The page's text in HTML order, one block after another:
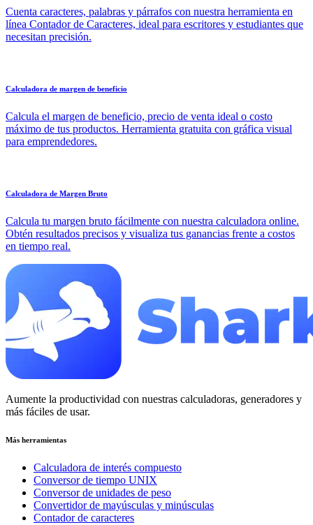
Cuenta caracteres, palabras y párrafos con nuestra herramienta en
línea Contador de Caracteres, ideal para escritores y estudiantes que
necesitan precisión.
Calculadora de margen de beneficio
Calcula el margen de beneficio, precio de venta ideal o costo
máximo de tus productos. Herramienta gratuita con gráfica visual
para emprendedores.
Calculadora de Margen Bruto
Calcula tu margen bruto fácilmente con nuestra calculadora online.
Obtén resultados precisos y visualiza tus ganancias frente a costos
en tiempo real.
Aumente la productividad con nuestras calculadoras, generadores y
más fáciles de usar.
Más herramientas
Calculadora de interés compuesto
Conversor de tiempo UNIX
Conversor de unidades de peso
Convertidor de mayúsculas y minúsculas
Contador de caracteres